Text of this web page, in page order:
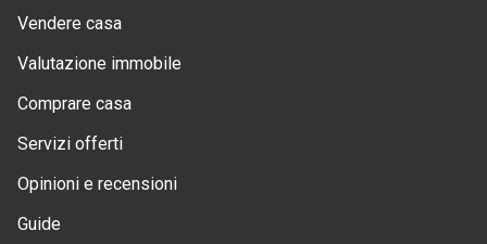
Vendere casa
Valutazione immobile
Comprare casa
Servizi offerti
Opinioni e recensioni
Guide